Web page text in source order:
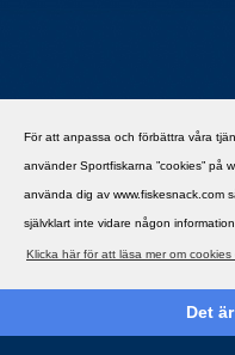
För att anpassa och förbättra våra
använder Sportfiskarna ”cookies” på
använda dig av www.fiskesnack.com
självklart inte vidare någon information
Klicka här för att läsa mer om
Det